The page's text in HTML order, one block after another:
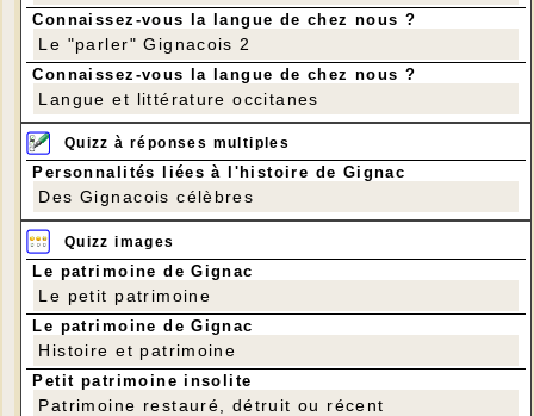
Connaissez-vous la langue de chez nous ?
Le "parler" Gignacois 2
Connaissez-vous la langue de chez nous ?
Langue et littérature occitanes
Quizz à réponses multiples
Personnalités liées à l'histoire de Gignac
Des Gignacois célèbres
Quizz images
Le patrimoine de Gignac
Le petit patrimoine
Le patrimoine de Gignac
Histoire et patrimoine
Petit patrimoine insolite
Patrimoine restauré, détruit ou récent